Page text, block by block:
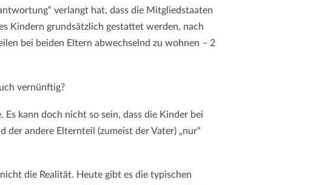
verlangt hat, dass die Mitgliedstaaten
Kindern grundsätzlich gestattet werden, nach
bei beiden Eltern abwechselnd zu wohnen – 2
vernünftig?
Es kann doch nicht so sein, dass die Kinder bei
andere Elternteil (zumeist der Vater) „nur“
die Realität. Heute gibt es die typischen